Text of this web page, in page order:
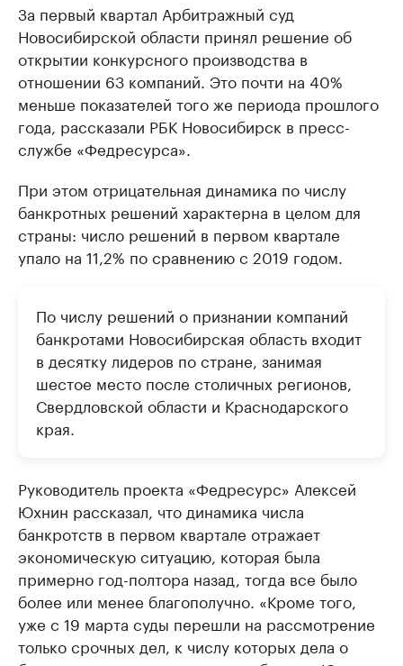
За первый квартал Арбитражный суд
Новосибирской области принял решение об
открытии конкурсного производства в
отношении 63 компаний. Это почти на 40%
меньше показателей того же периода прошлого
года, рассказали РБК Новосибирск в пресс-
службе «Федресурса».
При этом отрицательная динамика по числу
банкротных решений характерна в целом для
страны: число решений в первом квартале
упало на 11,2% по сравнению с 2019 годом.
По числу решений о признании компаний
банкротами Новосибирская область входит
в десятку лидеров по стране, занимая
шестое место после столичных регионов,
Свердловской области и Краснодарского
края.
Руководитель проекта «Федресурс» Алексей
Юхнин рассказал, что динамика числа
банкротств в первом квартале отражает
экономическую ситуацию, которая была
примерно год-полтора назад, тогда все было
более или менее благополучно. «Кроме того,
уже с 19 марта суды перешли на рассмотрение
только срочных дел, к числу которых дела о